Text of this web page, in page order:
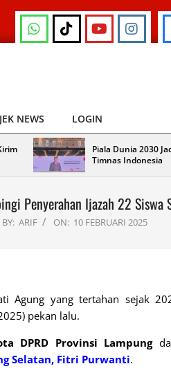
NEWS LOGIN
Piala Dunia 2030
Timnas Indonesia
Penyerahan Ijazah 22 Siswa
BY: ARIF ON: 10 FEBRUARI 2025
Agung yang tertahan sejak
pekan lalu.
DPRD Provinsi Lampung
Selatan, Fitri Purwanti.